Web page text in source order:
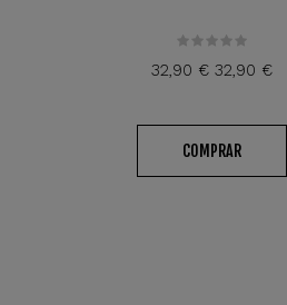
32,90 € 32,90 €
COMPRAR